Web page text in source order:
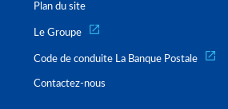
Plan du site
Le Groupe
Code de conduite La Banque Postale
Contactez-nous